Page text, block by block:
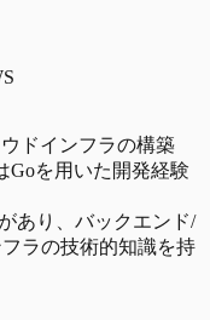
ドインフラの構築
Goを用いた開発経験
あり、バックエンド/
ラの技術的知識を持